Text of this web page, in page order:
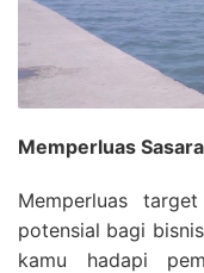
Memperluas
Memperluas
potensial bagi
kamu hadapi